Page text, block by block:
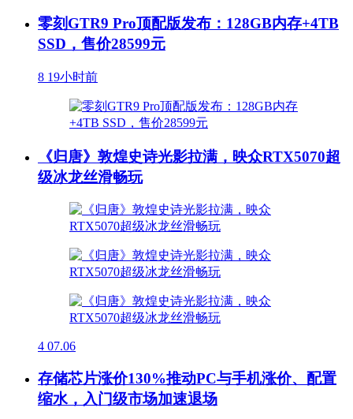
零刻GTR9 Pro顶配版发布：128GB内存+4TB
SSD，售价28599元
8 19小时前
《归唐》敦煌史诗光影拉满，映众RTX5070超
级冰龙丝滑畅玩
4 07.06
存储芯片涨价130%推动PC与手机涨价、配置
缩水，入门级市场加速退场